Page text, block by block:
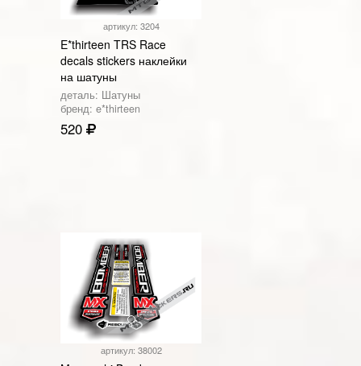
артикул: 3204
E*thirteen TRS Race
decals stickers наклейки
на шатуны
деталь: Шатуны
бренд: e*thirteen
520
артикул: 38002